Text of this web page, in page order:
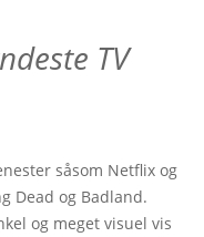
TV
såsom Netflix og
Dead og Badland.
og meget visuel vis